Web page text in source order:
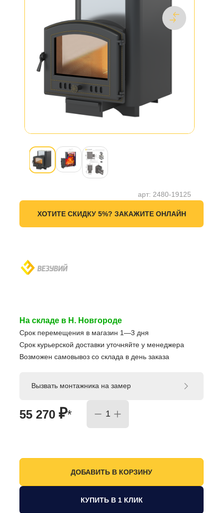
арт: 2480-19125
На складе в Н. Новгороде
Срок перемещения в магазин 1—3 дня
Срок курьерской доставки уточняйте у менеджера
Возможен самовывоз со склада в день заказа
ХОТИТЕ СКИДКУ 5%? ЗАКАЖИТЕ ОНЛАЙН
55 270 ₽*
Вызвать монтажника на замер
КУПИТЬ В 1 КЛИК